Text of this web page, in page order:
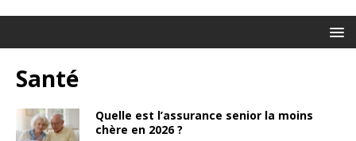
Santé
Quelle est l’assurance senior la moins
chère en 2026 ?